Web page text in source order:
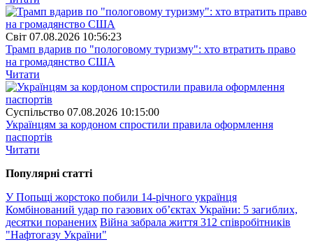
Свiт 07.08.2026 10:56:23
Трамп вдарив по "пологовому туризму": хто втратить право
на громадянство США
Читати
Суспiльство 07.08.2026 10:15:00
Українцям за кордоном спростили правила оформлення
паспортів
Читати
Популярнi статтi
У Попьщі жорстоко побили 14-річного українця
Комбінований удар по газових об’єктах України: 5 загиблих,
десятки поранених Війна забрала життя 312 співробітників
"Нафтогазу України"